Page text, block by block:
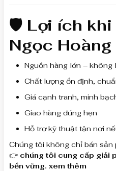
🛡 Lợi ích khi
Ngọc Hoàng
Nguồn hàng lớn – không
Chất lượng ổn định,
Giá cạnh tranh, minh
Giao hàng đúng hẹn
Hỗ trợ kỹ thuật tận nơi
Chúng tôi không chỉ bán sản
👉 chúng tôi cung cấp giải
bền vững. xem thêm